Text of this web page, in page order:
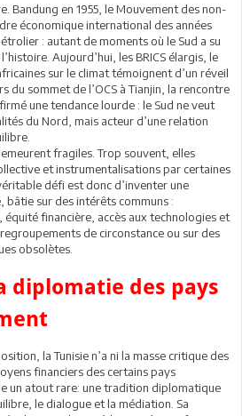
Bandung en 1955, le Mouvement des non-
économique international des années
: autant de moments où le Sud a su
Aujourd’hui, les BRICS élargis, le
sur le climat témoignent d’un réveil
du sommet de l’OCS à Tianjin, la rencontre
une tendance lourde : le Sud ne veut
du Nord, mais acteur d’une relation
fragiles. Trop souvent, elles
et instrumentalisations par certaines
défi est donc d’inventer une
sur des intérêts communs :
équité financière, accès aux technologies et
de circonstance ou sur des
obsolètes.
diplomatie des pays
la Tunisie n’a ni la masse critique des
financiers des certains pays
un atout rare: une tradition diplomatique
le dialogue et la médiation. Sa